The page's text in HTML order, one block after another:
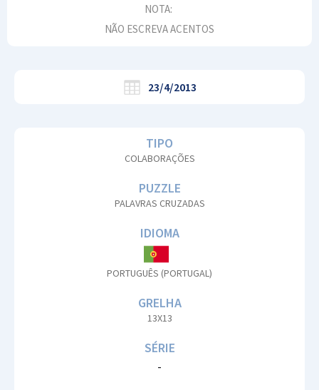
NOTA:
NÃO ESCREVA ACENTOS
23/4/2013
TIPO
COLABORAÇÕES
PUZZLE
PALAVRAS CRUZADAS
IDIOMA
PORTUGUÊS (PORTUGAL)
GRELHA
13X13
SÉRIE
-